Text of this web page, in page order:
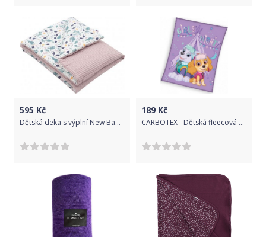
595 Kč
Dětská deka s výplní New Baby Vafle fialová králíčci 80x102 cm, Fialová
189 Kč
CARBOTEX - Dětská fleecová deka Tlapková patrola - Paw Patrol - Skye a Everest - fialová / 110 x 140 cm